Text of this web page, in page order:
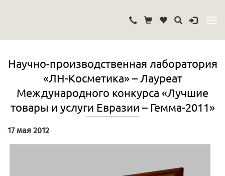
Научно-производственная лаборатория
«ЛН-Косметика» – Лауреат
Международного конкурса «Лучшие
товары и услуги Евразии – Гемма-2011»
17 мая 2012